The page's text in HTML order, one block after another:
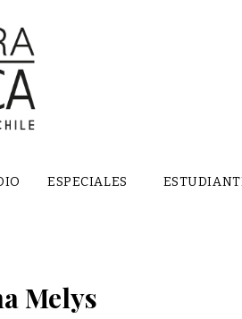
ESPECIALES
Melys